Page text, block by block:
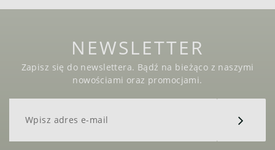
NEWSLETTER
Zapisz się do newslettera. Bądź na bieżąco z naszymi
nowościami oraz promocjami.